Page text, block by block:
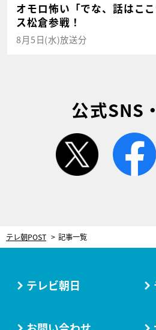
オモロ怖い「でな、話はこ
ス松倉参戦！
8月5日(水)放送分
公式SNS
twitter
テレ朝POST 記事一覧
テレビ朝日